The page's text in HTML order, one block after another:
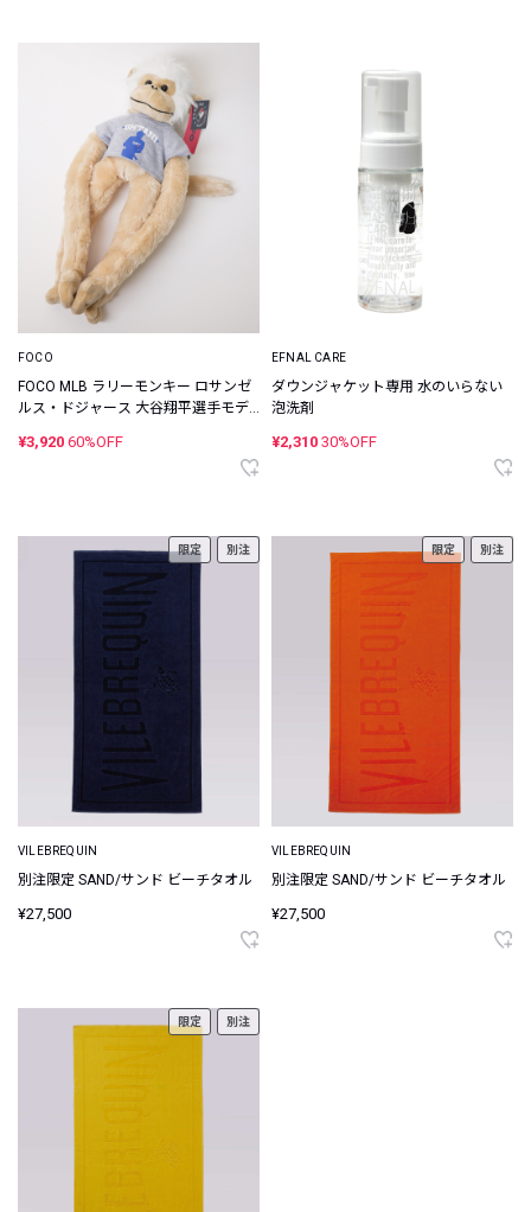
FOCO
FOCO MLB ラリーモンキー ロサンゼ
ルス・ドジャース 大谷翔平選手モデ
¥3,920 60%OFF
EFNAL CARE
ダウンジャケット専用 水のいらない
泡洗剤
¥2,310 30%OFF
限定 別注
VILEBREQUIN
別注限定 SAND/サンド ビーチタオル
¥27,500
限定 別注
VILEBREQUIN
別注限定 SAND/サンド ビーチタオル
¥27,500
限定 別注